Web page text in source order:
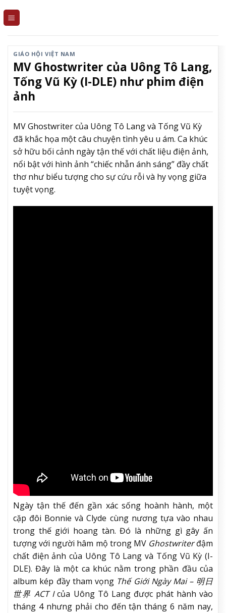
GIÁO HỘI VIỆT NAM
MV Ghostwriter của Uông Tô Lang,
Tống Vũ Kỳ (I-DLE) như phim điện
ảnh
MV Ghostwriter của Uông Tô Lang và Tống Vũ Kỳ
đã khắc họa một câu chuyện tình yêu u ám. Ca khúc
sở hữu bối cảnh ngày tận thế với chất liệu điện ảnh,
nổi bật với hình ảnh “chiếc nhẫn ánh sáng” đầy chất
thơ như biểu tượng cho sự cứu rỗi và hy vọng giữa
tuyệt vọng.
Ngày tận thế đến gần xác sống hoành hành, một
cặp đôi Bonnie và Clyde cùng nương tựa vào nhau
trong thế giới hoang tàn. Đó là những gì gây ấn
tượng với người hâm mộ trong MV Ghostwriterđậm
chất điện ảnh của Uông Tô Lang và Tống Vũ Kỳ (I-
DLE). Đây là một ca khúc nằm trong phần đầu của
album kép đầy tham vọng Thế Giới Ngày Mai – 明日
世界 ACT Icủa Uông Tô Lang được phát hành vào
tháng 4 nhưng phải cho đến tận tháng 6 năm nay,